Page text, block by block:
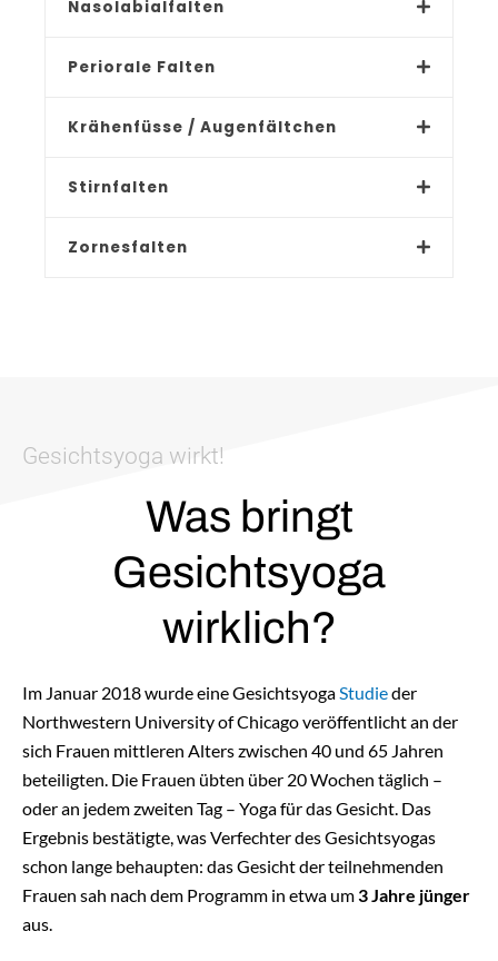
Nasolabialfalten
Periorale Falten
Krähenfüsse / Augenfältchen
Stirnfalten
Zornesfalten
Gesichtsyoga wirkt!
Was bringt
Gesichtsyoga
wirklich?
Im Januar 2018 wurde eine GesichtsyogaStudieder
Northwestern University of Chicago veröffentlicht an der
sich Frauen mittleren Alters zwischen 40 und 65 Jahren
beteiligten. Die Frauen übten über 20 Wochen täglich –
oder an jedem zweiten Tag – Yoga für das Gesicht. Das
Ergebnis bestätigte, was Verfechter des Gesichtsyogas
schon lange behaupten: das Gesicht der teilnehmenden
Frauen sah nach dem Programm in etwa um3 Jahre jünger
aus.